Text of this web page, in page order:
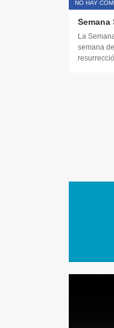
NO HAY
Semana
La
semana